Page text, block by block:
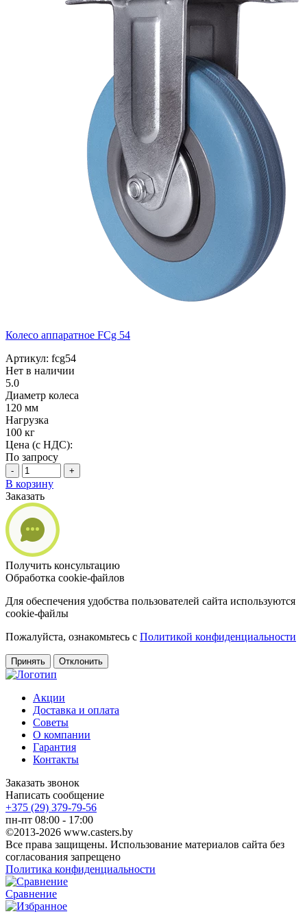
Колесо аппаратное FCg 54
Артикул: fcg54
Нет в наличии
5.0
Диаметр колеса
120 мм
Нагрузка
100 кг
Цена (с НДС):
По запросу
- +
В корзину
Заказать
Получить консультацию
Обработка cookie-файлов
Для обеспечения удобства пользователей сайта используются
cookie-файлы
Пожалуйста, ознакомьтесь с Политикой конфиденциальности
Принять Отклонить
Акции
Доставка и оплата
Советы
О компании
Гарантия
Контакты
Заказать звонок
Написать сообщение
+375 (29) 379-79-56
пн-пт 08:00 - 17:00
©2013-2026 www.casters.by
Все права защищены. Использование материалов сайта без
согласования запрещено
Политика конфиденциальности
Сравнение